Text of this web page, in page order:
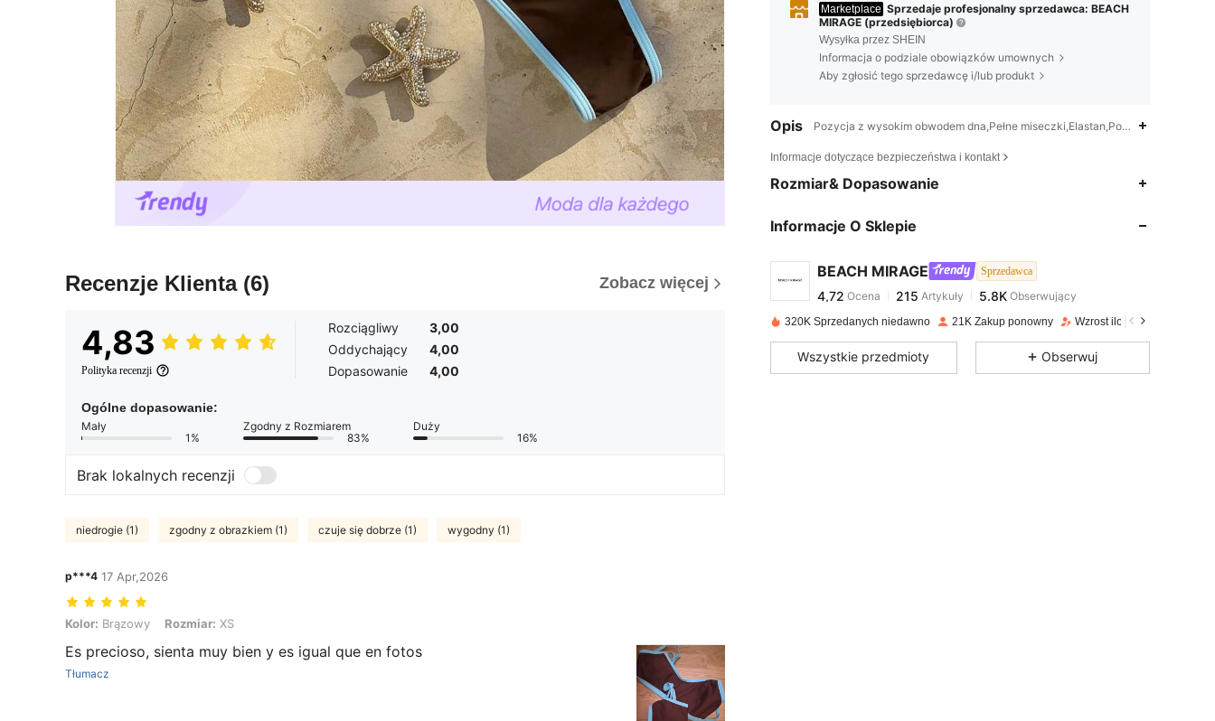
Recenzje Klienta (6) Zobacz więcej
4,83
Polityka recenzji
Rozciągliwy
3,00
Oddychający
4,00
Dopasowanie
4,00
Ogólne dopasowanie:
Mały
1%
Zgodny z Rozmiarem
83%
Duży
16%
Brak lokalnych recenzji
niedrogie (1) zgodny z obrazkiem (1) czuje się dobrze (1) wygodny (1)
p***4 17 Apr,2026
Kolor: Brązowy, Rozmiar: XS
Kolor: Brązowy Rozmiar: XS
Es precioso, sienta muy bien y es igual que en fotos
Tłumacz
Marketplace Sprzedaje profesjonalny sprzedawca: BEACH
MIRAGE (przedsiębiorca)
Wysyłka przez SHEIN
Informacja o podziale obowiązków umownych
Aby zgłosić tego sprzedawcę i/lub produkt
Opis Pozycja z wysokim obwodem dna,Pełne miseczki,Elastan,Poliester
Informacje dotyczące bezpieczeństwa i kontakt
Rozmiar& Dopasowanie
Informacje O Sklepie
BEACH MIRAGE Sprzedawca
4,72 215
Ocena 215 Artykuły 5.8KObserwujący
s***a zapłacono11 godzin(y) temu
320K Sprzedanych niedawno 21K Zakup ponowny Wzrost ilości
Wszystkie przedmioty Obserwuj